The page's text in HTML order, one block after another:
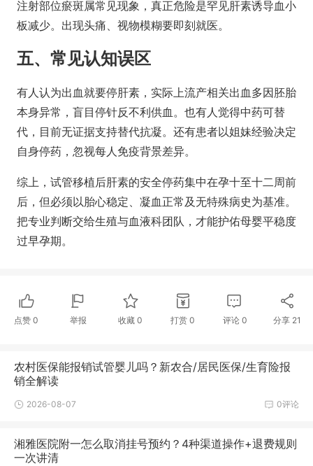
注射部位瘀斑属常见现象，真正危险是罕见肝素诱导血小
板减少。出现头痛、视物模糊要即刻就医。
五、常见认知误区
有人认为出血就要停肝素，实际上流产相关出血多因胚胎
本身异常，盲目停针反不利供血。也有人觉得中药可替
代，目前无证据支持替代抗凝。还有患者以姐妹经验决定
自身停药，忽视每人免疫背景差异。
综上，试管移植后肝素的安全停药集中在孕十至十二周前
后，但必须以胎心稳定、凝血正常及无特殊病史为基准。
把专业判断交给生殖与血液科团队，才能护佑母婴平稳度
过早孕期。
点赞 0 举报 收藏0 打赏 0 评论 0 分享 21
农村医保能报销试管婴儿吗？新农合/居民医保/生育险报
销全解读
0评论
2026-08-07
湘雅医院附一怎么取消挂号预约？4种渠道操作+退费规则
一次讲清